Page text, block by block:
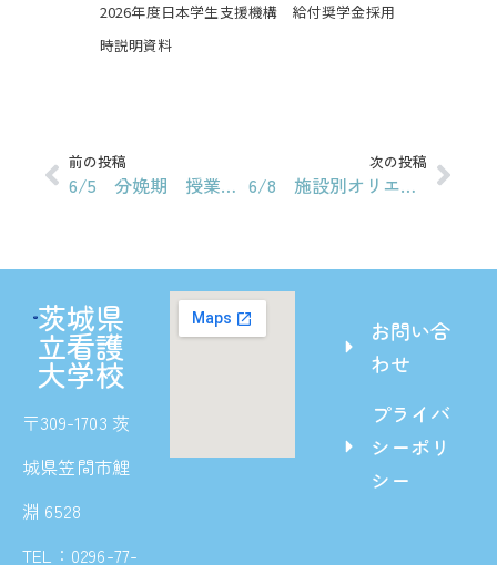
2026年度日本学生支援機構 給付奨学金採用
時説明資料
前の投稿
6/5 分娩期 授業資料
次の投稿
6/8 施設別オリエンテーション資料
茨城県
立看護
大学校
〒309-1703 茨
城県笠間市鯉
淵 6528
TEL：0296-77-
お問い合
わせ
プライバ
シーポリ
シー